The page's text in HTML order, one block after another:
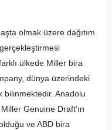
olmak üzere dağıtım
ülkede Miller bira
dünya üzerindeki
bilinmektedir. Anadolu
Genuine Draft’ın
ve ABD bira